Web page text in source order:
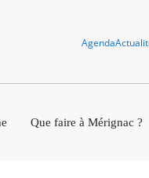
Agenda
Que faire à Mérignac ?